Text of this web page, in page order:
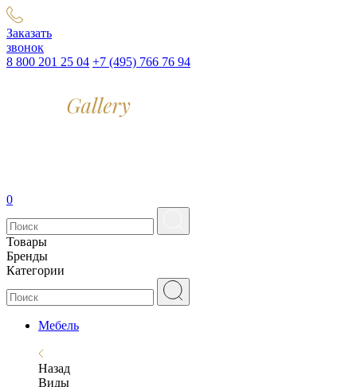
Заказать
звонок
8 800 201 25 04 +7 (495) 766 76 94
0
Товары
Бренды
Категории
Мебель
Назад
Виды